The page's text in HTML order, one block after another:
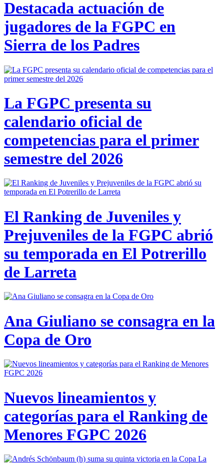
Destacada actuación de
jugadores de la FGPC en
Sierra de los Padres
La FGPC presenta su
calendario oficial de
competencias para el primer
semestre del 2026
El Ranking de Juveniles y
Prejuveniles de la FGPC abrió
su temporada en El Potrerillo
de Larreta
Ana Giuliano se consagra en la
Copa de Oro
Nuevos lineamientos y
categorías para el Ranking de
Menores FGPC 2026